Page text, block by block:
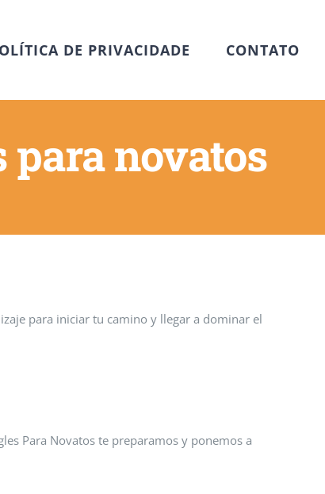
DE PRIVACIDADE CONTATO
novatos
para iniciar tu camino y llegar a dominar el
Para Novatos te preparamos y ponemos a